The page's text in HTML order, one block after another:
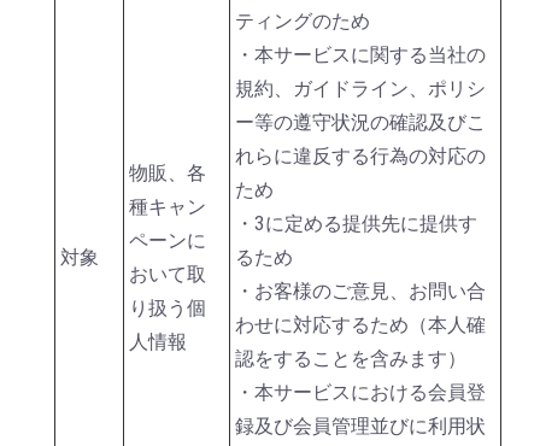
対象
物販、各
種キャン
ペーンに
おいて取
り扱う個
人情報
ティングのため
・本サービスに関する当社の
規約、ガイドライン、ポリシ
ー等の遵守状況の確認及びこ
れらに違反する行為の対応の
ため
・3に定める提供先に提供す
るため
・お客様のご意見、お問い合
わせに対応するため（本人確
認をすることを含みます）
・本サービスにおける会員登
録及び会員管理並びに利用状